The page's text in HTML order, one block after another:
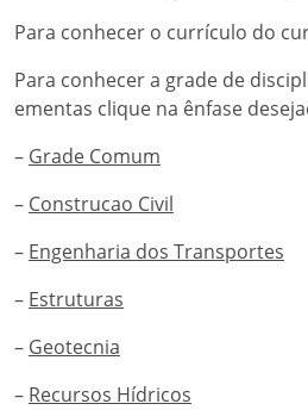
Para conhecer o currículo do
Para conhecer a grade de
ementas clique na ênfase
– Grade Comum
– Construcao Civil
– Engenharia dos Transportes
– Estruturas
– Geotecnia
– Recursos Hídricos